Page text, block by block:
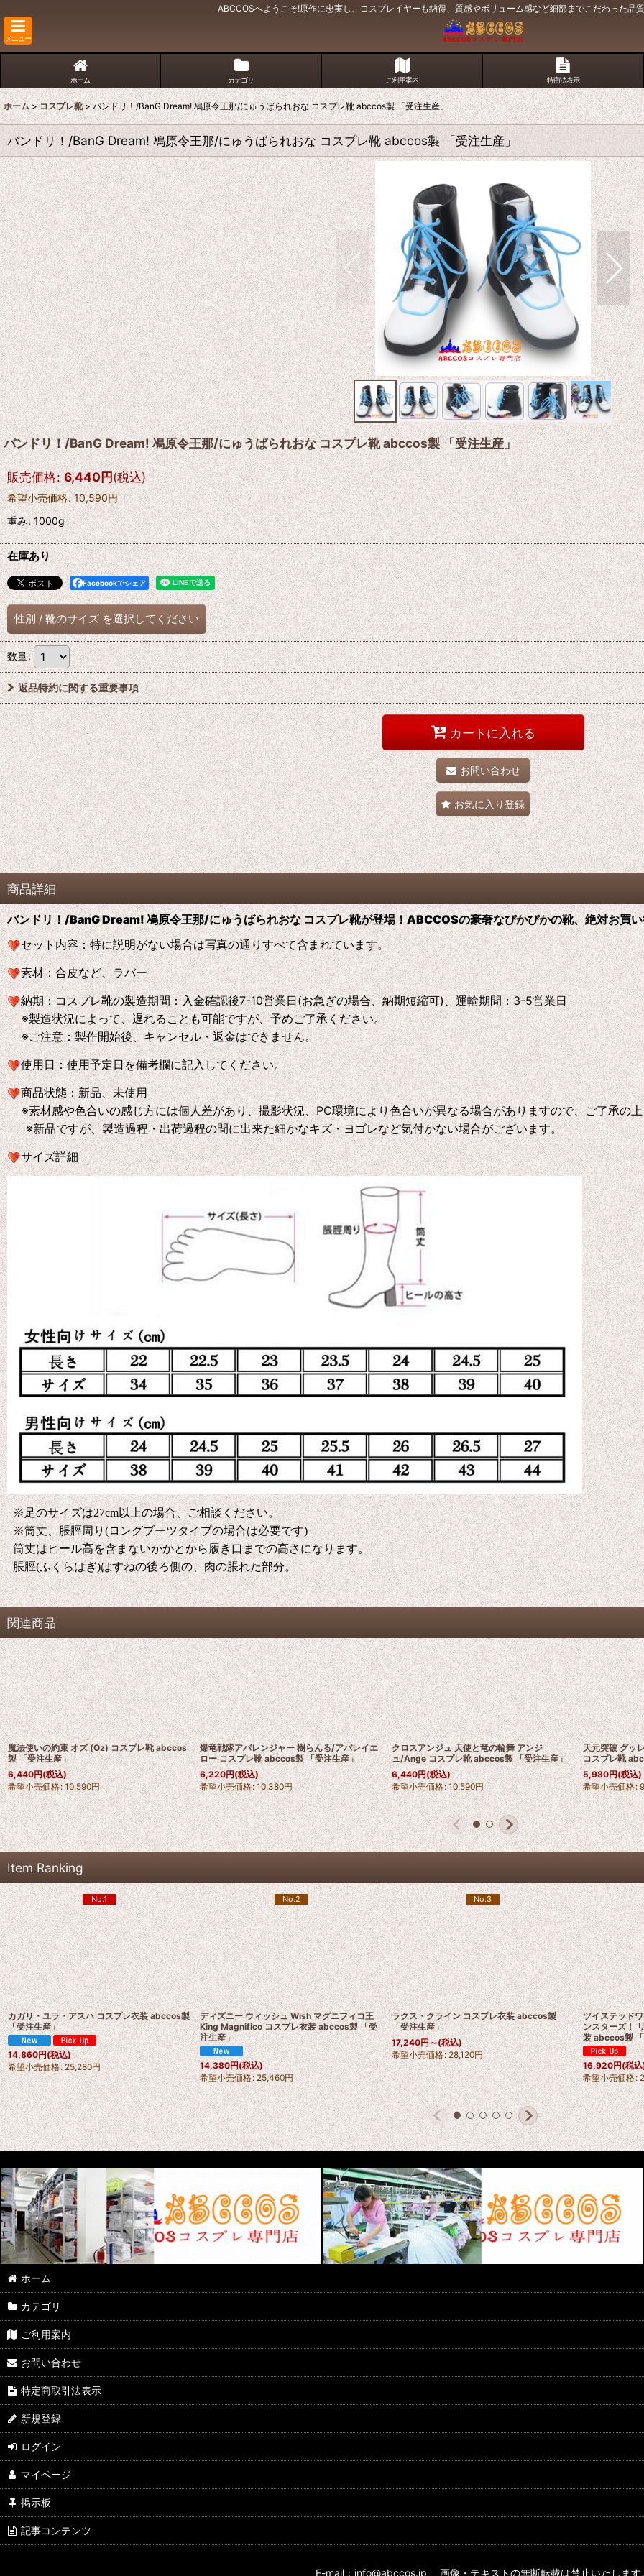
ABCCOSへようこそ!原作に忠実し、コスプレイヤーも納得、質感やボリューム感など細部までこだわった品
メニュー
ホーム カテゴリ ご利用案内 特商法表示
ホーム > コスプレ靴 > バンドリ！/BanG Dream! 鳰原令王那/にゅうばられおな コスプレ靴 abccos製 「受注生産」
バンドリ！/BanG Dream! 鳰原令王那/にゅうばられおな コスプレ靴 abccos製 「受注生産」
バンドリ！/BanG Dream! 鳰原令王那/にゅうばられおな コスプレ靴 abccos製 「受注生産」
販売価格: 6,440円(税込)
希望小売価格: 10,590円
重み:1000g
在庫あり
Facebookでシェア
性別 / 靴のサイズ を選択してください
数量:
返品特約に関する重要事項
カートに入れる
お問い合わせ
お気に入り登録
商品詳細
バンドリ！/BanG Dream! 鳰原令王那/にゅうばられおな コスプレ靴が登場！ABCCOSの豪奢なぴかぴかの靴、絶対お買
セット内容：特に説明がない場合は写真の通りすべて含まれています。
素材：合皮など、ラバー
納期：コスプレ靴の製造期間：入金確認後7-10営業日(お急ぎの場合、納期短縮可)、運輸期間：3-5営業日
※製造状況によって、遅れることも可能ですが、予めご了承ください。
※ご注意：製作開始後、キャンセル・返金はできません。
使用日：使用予定日を備考欄に記入してください。
商品状態：新品、未使用
※素材感や色合いの感じ方には個人差があり、撮影状況、PC環境により色合いが異なる場合がありますので、ご了承の
※新品ですが、製造過程・出荷過程の間に出来た細かなキズ・ヨゴレなど気付かない場合がございます。
サイズ詳細
※足のサイズは27cm以上の場合、ご相談ください。
※筒丈、脹脛周り(ロングブーツタイプの場合は必要です)
筒丈はヒール高を含まないかかとから履き口までの高さになります。
脹脛(ふくらはぎ)はすねの後ろ側の、肉の脹れた部分。
関連商品
魔法使いの約束 オズ (Oz) コスプレ靴 abccos
製 「受注生産」
6,440円(税込)
希望小売価格: 10,590円
爆竜戦隊アバレンジャー 樹らんる/アバレイエ
ロー コスプレ靴 abccos製 「受注生産」
6,220円(税込)
希望小売価格: 10,380円
クロスアンジュ 天使と竜の輪舞 アンジ
ュ/Ange コスプレ靴 abccos製 「受注生産」
6,440円(税込)
希望小売価格: 10,590円
天元突破 グッ
コスプレ靴
5,980円(税込)
希望小売価格:
Item Ranking
No.1
カガリ・ユラ・アスハ コスプレ衣装 abccos製
「受注生産」
14,860円(税込)
希望小売価格: 25,280円
No.2
ディズニー ウィッシュ Wish マグニフィコ王
King Magnifico コスプレ衣装 abccos製 「受
注生産」
14,380円(税込)
希望小売価格: 25,460円
No.3
ラクス・クライン コスプレ衣装 abccos製
「受注生産」
17,240円 ～(税込)
希望小売価格: 28,120円
ツイステッド
ンスターズ！
装 abccos製
16,920円(税
希望小売価格:
ホーム
カテゴリ
ご利用案内
お問い合わせ
特定商取引法表示
新規登録
ログイン
マイページ
掲示板
記事コンテンツ
E-mail：info@abccos.jp 画像・テキストの無断転載は禁止いたします